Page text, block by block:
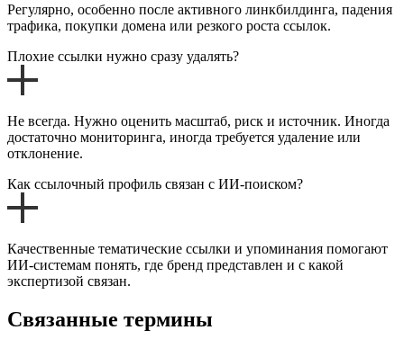
Регулярно, особенно после активного линкбилдинга, падения
трафика, покупки домена или резкого роста ссылок.
Плохие ссылки нужно сразу удалять?
Не всегда. Нужно оценить масштаб, риск и источник. Иногда
достаточно мониторинга, иногда требуется удаление или
отклонение.
Как ссылочный профиль связан с ИИ-поиском?
Качественные тематические ссылки и упоминания помогают
ИИ-системам понять, где бренд представлен и с какой
экспертизой связан.
Связанные термины